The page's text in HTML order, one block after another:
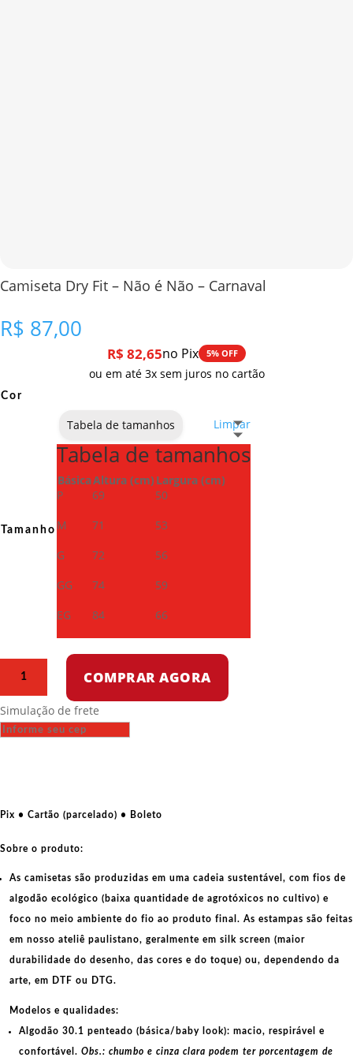
Camiseta Dry Fit – Não é Não – Carnaval
R$ 87,00
R$ 82,65no Pix 5% OFF
ou em até 3x sem juros no cartão
Cor
Tamanho
Limpar
Tabela de tamanhos
Tabela de tamanhos
BásicaAltura (cm) Largura (cm)
P
69
50
M
71
53
G
72
56
GG
74
59
EG
84 66
-
Não
Carnaval
COMPRAR AGORA
Simulação de frete
Pix • Cartão (parcelado) • Boleto
Sobre o produto:
As camisetas são produzidas em uma cadeia sustentável, com fios de
algodão ecológico (baixa quantidade de agrotóxicos no cultivo) e
foco no meio ambiente do fio ao produto final. As estampas são feitas
em nosso ateliê paulistano, geralmente em silk screen (maior
durabilidade do desenho, das cores e do toque) ou, dependendo da
arte, em DTF ou DTG.
Modelos e qualidades:
Algodão 30.1 penteado (básica/baby look): macio, respirável e
confortável. Obs.: chumbo e cinza clara podem ter porcentagem de